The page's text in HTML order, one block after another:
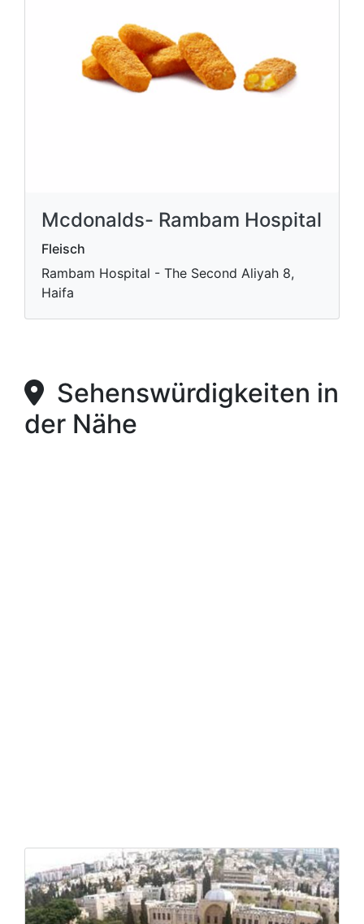
Mcdonalds- Rambam Hospital
Fleisch
Rambam Hospital - The Second Aliyah 8,
Haifa
Sehenswürdigkeiten in
der Nähe